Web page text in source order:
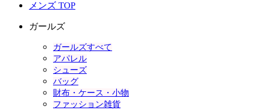
メンズ TOP
ガールズ
ガールズすべて
アパレル
シューズ
バッグ
財布・ケース・小物
ファッション雑貨